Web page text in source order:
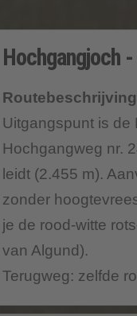
Hochgangjoch
Uitgangspunt is de
Hochgangweg nr.
leidt (2.455 m).
zonder
je de rood-witte
van Algund).
Terugweg: zelfde